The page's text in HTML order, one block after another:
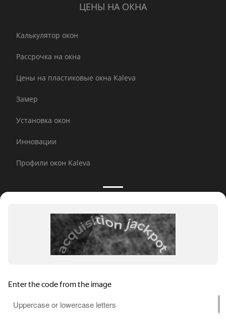
ЦЕНЫ НА ОКНА
Калькулятор окон
Рассрочка на окна
Цены на пластиковые окна Kaleva
Замер
Установка окон
Инновации
Профили окон Kaleva
Принимаем к оплате:
E-mail рассылка